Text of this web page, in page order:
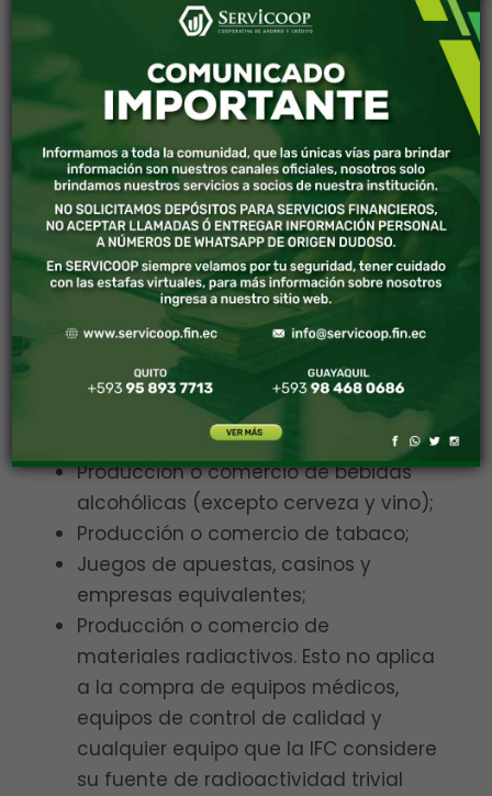
tales como productos farmacéuticos
considerados ilegales o sujetos a
fiscalización, pesticida/herbicidas,
substancias que agotan el ozono,
compuestos de bifenilos policlorados
(PCB, por sus siglas en inglés),
animales y plantas silvestres o
productos derivados de ellos,
reglamentados conforme a lo
indicado por la Convención sobre el
Comercio Internacional de Especies
Amenazadas de Fauna y Flora
Silvestres (CITES).
Producción o comercio de armas y
Producción o comercio de bebidas
alcohólicas (excepto cerveza y vino);
Producción o comercio de tabaco;
Juegos de apuestas, casinos y
empresas equivalentes;
Producción o comercio de
materiales radiactivos. Esto no aplica
a la compra de equipos médicos,
equipos de control de calidad y
cualquier equipo que la IFC considere
su fuente de radioactividad trivial